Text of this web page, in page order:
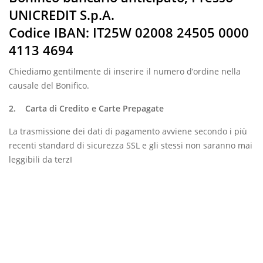
UNICREDIT S.p.A.
Codice IBAN: IT25W 02008 24505 0000
4113 4694
Chiediamo gentilmente di inserire il numero d’ordine nella
causale del Bonifico.
2. Carta di Credito e Carte Prepagate
La trasmissione dei dati di pagamento avviene secondo i più
recenti standard di sicurezza SSL e gli stessi non saranno mai
leggibili da terzI